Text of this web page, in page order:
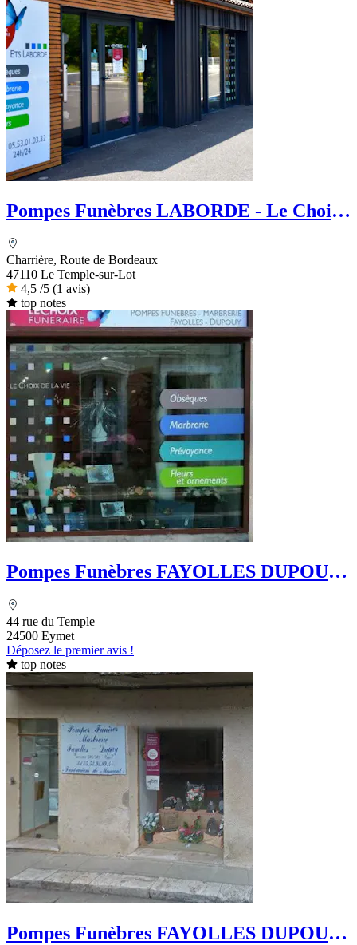
Pompes Funèbres LABORDE - Le Choix
Charrière, Route de Bordeaux
47110 Le Temple-sur-Lot
4,5 /5 (1 avis)
top notes
Pompes Funèbres FAYOLLES DUPOUY
44 rue du Temple
24500 Eymet
Déposez le premier avis !
top notes
Pompes Funèbres FAYOLLES DUPOUY